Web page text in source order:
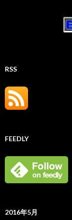
RSS
FEEDLY
2016年5月